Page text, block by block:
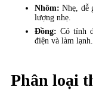
Nhôm: Nhẹ, dễ
lượng nhẹ.
Đồng: Có tính
điện và làm lạnh.
Phân loại